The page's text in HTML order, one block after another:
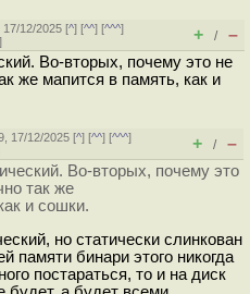
17/12/2025 [^] [^^] [^^^]
] + / –
Во-вторых, почему это не
же мапится в память, как и
17/12/2025 [^] [^^] [^^^]
+ / –
Во-вторых, почему это
так же
и сошки.
но статически слинкован
памяти бинари этого никогда
постараться, то и на диск